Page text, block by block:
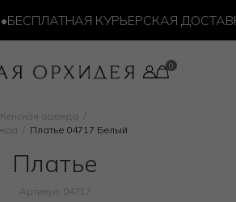
КУРЬЕРСКАЯ ДОСТАВКА
одежда
Платье 04717 Белый
Платье
Артикул: 04717